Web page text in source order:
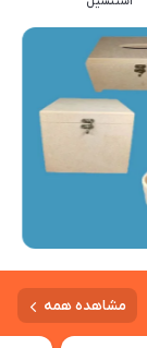
مشاهده همه